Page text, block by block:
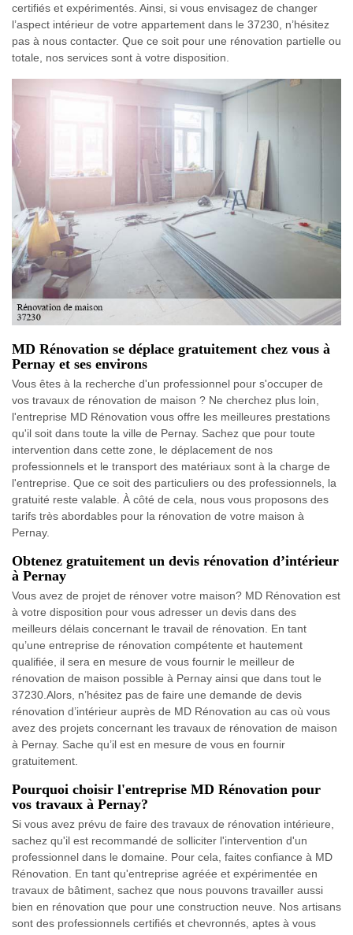
certifiés et expérimentés. Ainsi, si vous envisagez de changer
l’aspect intérieur de votre appartement dans le 37230, n’hésitez
pas à nous contacter. Que ce soit pour une rénovation partielle ou
totale, nos services sont à votre disposition.
MD Rénovation se déplace gratuitement chez vous à
Pernay et ses environs
Vous êtes à la recherche d'un professionnel pour s'occuper de
vos travaux de rénovation de maison ? Ne cherchez plus loin,
l'entreprise MD Rénovation vous offre les meilleures prestations
qu'il soit dans toute la ville de Pernay. Sachez que pour toute
intervention dans cette zone, le déplacement de nos
professionnels et le transport des matériaux sont à la charge de
l'entreprise. Que ce soit des particuliers ou des professionnels, la
gratuité reste valable. À côté de cela, nous vous proposons des
tarifs très abordables pour la rénovation de votre maison à
Pernay.
Obtenez gratuitement un devis rénovation d’intérieur
à Pernay
Vous avez de projet de rénover votre maison? MD Rénovation est
à votre disposition pour vous adresser un devis dans des
meilleurs délais concernant le travail de rénovation. En tant
qu’une entreprise de rénovation compétente et hautement
qualifiée, il sera en mesure de vous fournir le meilleur de
rénovation de maison possible à Pernay ainsi que dans tout le
37230.Alors, n’hésitez pas de faire une demande de devis
rénovation d’intérieur auprès de MD Rénovation au cas où vous
avez des projets concernant les travaux de rénovation de maison
à Pernay. Sache qu’il est en mesure de vous en fournir
gratuitement.
Pourquoi choisir l'entreprise MD Rénovation pour
vos travaux à Pernay?
Si vous avez prévu de faire des travaux de rénovation intérieure,
sachez qu'il est recommandé de solliciter l'intervention d'un
professionnel dans le domaine. Pour cela, faites confiance à MD
Rénovation. En tant qu'entreprise agréée et expérimentée en
travaux de bâtiment, sachez que nous pouvons travailler aussi
bien en rénovation que pour une construction neuve. Nos artisans
sont des professionnels certifiés et chevronnés, aptes à vous